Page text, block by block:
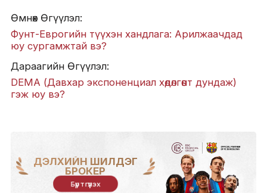
Өмнөх Өгүүлэл:
Фунт-Еврогийн түүхэн хандлага: Арилжаачдад
юу сургамжтай вэ?
Дараагийн Өгүүлэл:
DEMA (Давхар экспоненциал хөдөлгөөнт дундаж)
гэж юу вэ?
ДЭЛХИЙН ШИЛДЭГ
БРОКЕР
Бүртгүүлэх